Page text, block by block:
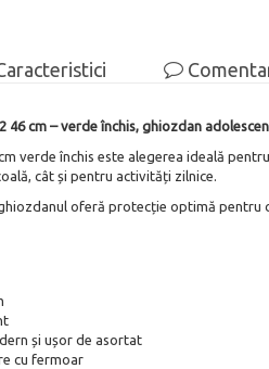
46 cm – verde închis, ghiozdan
verde închis este alegerea ideală
cât și pentru activități zilnice.
oferă protecție optimă pentru
și ușor de asortat
cu fermoar